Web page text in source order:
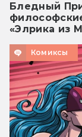
Бледный
«Элрика из
Комиксы